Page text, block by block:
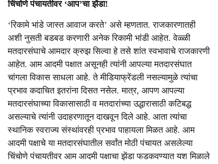
चिंचोणे पंचायतीवर ‘आप’चा झेंडा!
‘रिकामे भांडे जास्त आवाज करते’ असे म्हणतात. राजकारणातही
अशी नुसती बडबड करणारी अनेक रिकामी भांडी आहेत. वेळ्ळी
मतदारसंघाचे आमदार क्रुझ सिल्वा हे तसे शांत स्वभावाचे राजकारणी
आहेत. आम आदमी पक्षात असूनही त्यांनी आपल्या मतदारसंघात
चांगला विकास साधला आहे. ते मीडियाफ्रेंडली नसल्यामुळे त्यांचा
प्रभाव कदाचित इतरांना दिसत नसेल. मात्र, आपण आपल्या
मतदारसंघाच्या विकासासाठी व मतदारांच्या उद्धारासाठी कटिबद्ध
असल्याचे त्यांनी उदाहरणातून दाखवून दिले आहे. आता त्यांचा
स्थानिक स्वराज्य संस्थांवरही प्रभाव पाहायला मिळत आहे. आम
आदमी पक्षाचे या मतदारसंघातील सर्वांत मोठी पंचायत असलेल्या
चिंचोणे पंचायतीवर आम आदमी पक्षाचा झेंडा फडकवण्यात यश मिळाले